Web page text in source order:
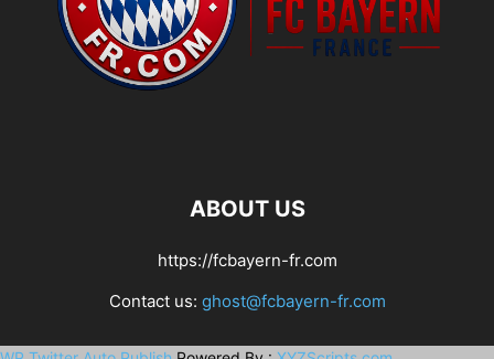
ABOUT US
https://fcbayern-fr.com
Contact us: ghost@fcbayern-fr.com